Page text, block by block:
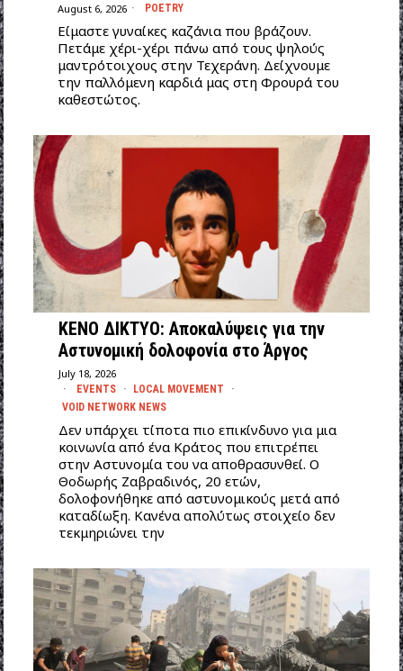
August 6, 2026 POETRY
Είμαστε γυναίκες καζάνια που βράζουν.
Πετάμε χέρι-χέρι πάνω από τους ψηλούς
μαντρότοιχους στην Τεχεράνη. Δείχνουμε
την παλλόμενη καρδιά μας στη Φρουρά του
καθεστώτος.
ΚΕΝΟ ΔΙΚΤΥΟ: Αποκαλύψεις για την
Αστυνομική δολοφονία στο Άργος
July 18, 2026
EVENTS · LOCAL MOVEMENT
·
VOID NETWORK NEWS
Δεν υπάρχει τίποτα πιο επικίνδυνο για μια
κοινωνία από ένα Κράτος που επιτρέπει
στην Αστυνομία του να αποθρασυνθεί. Ο
Θοδωρής Ζαβραδινός, 20 ετών,
δολοφονήθηκε από αστυνομικούς μετά από
καταδίωξη. Κανένα απολύτως στοιχείο δεν
τεκμηριώνει την